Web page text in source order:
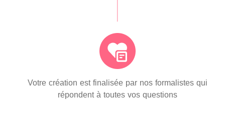
Votre création est finalisée par nos formalistes qui
répondent à toutes vos questions